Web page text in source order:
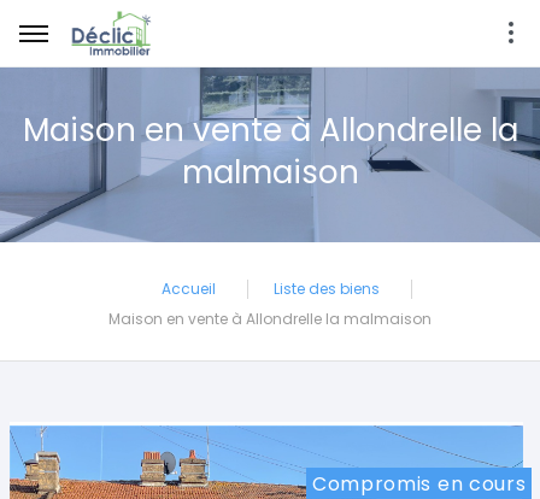
Maison en vente à Allondrelle la
malmaison
Accueil
Liste des biens
Maison en vente à Allondrelle la malmaison
Compromis en cours